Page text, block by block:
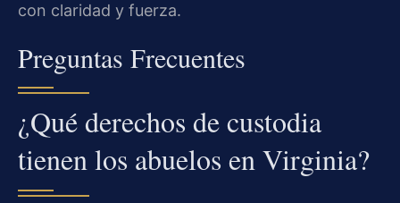
con claridad y fuerza.
Preguntas Frecuentes
¿Qué derechos de custodia
tienen los abuelos en Virginia?